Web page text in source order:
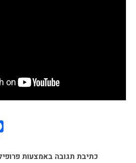
כתיבת תגובה באמצעות